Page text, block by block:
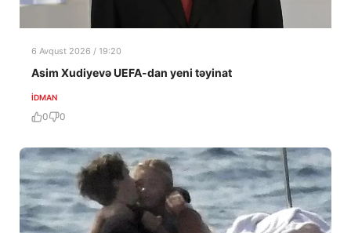
6 Avqust 2026 / 19:20
Asim Xudiyevə UEFA-dan yeni təyinat
İDMAN
0 0